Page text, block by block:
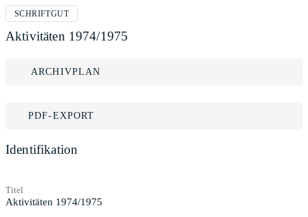
SCHRIFTGUT
Aktivitäten 1974/1975
ARCHIVPLAN
PDF-EXPORT
Identifikation
Titel
Aktivitäten 1974/1975